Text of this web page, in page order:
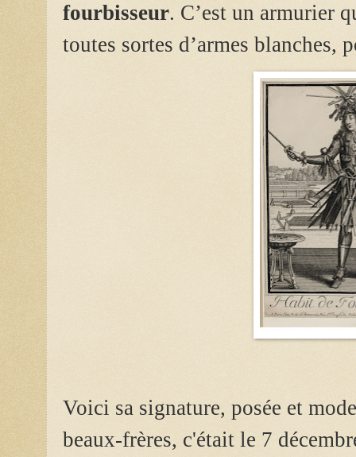
fourbisseur. C’est un armurier
toutes sortes d’armes blanches,
Voici sa signature, posée et
beaux-frères, c'était le 7